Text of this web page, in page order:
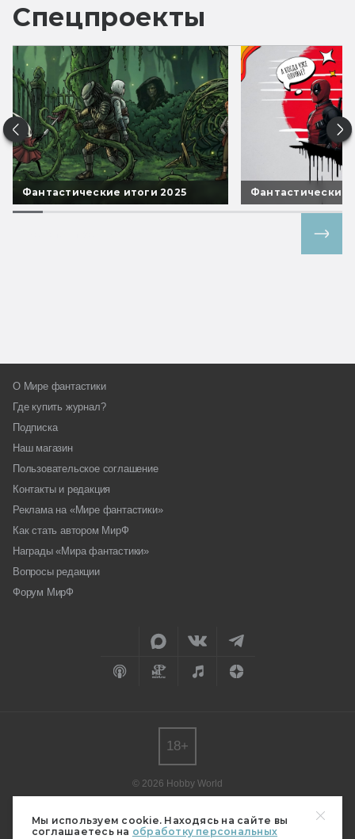
Мы используем cookie. Находясь на сайте вы
соглашаетесь на обработку персональных
Спецпроекты
Фантастические итоги 2025 Фантастические
О Мире фантастики
Где купить журнал?
Подписка
Наш магазин
Пользовательское соглашение
Контакты и редакция
Реклама на «Мире фантастики»
Как стать автором МирФ
Награды «Мира фантастики»
Вопросы редакции
Форум МирФ
© 2026 Hobby World
редакции.
Мнение авторов может не совпадать с мнением редакции.
18+